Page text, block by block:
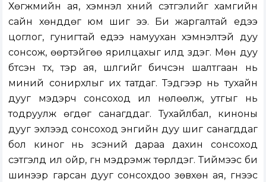
Хөгжмийн ая, хэмнэл хүний сэтгэлийг хамгийн
сайн хөнддөг юм шиг ээ. Би жаргалтай үедээ
цоглог, гунигтай үедээ намуухан хэмнэлтэй дуу
сонсож, өөртэйгөө ярилцахыг илүүд үздэг. Мөн дуу
бүтсэн түүх, тэр ая, шүлгийг бичсэн шалтгаан нь
миний сонирхлыг их татдаг. Тэдгээр нь тухайн
дууг мэдэрч сонсоход илүү нөлөөлж, утгыг нь
тодруулж өгдөг санагддаг. Тухайлбал, киноны
дууг эхлээд сонсоход энгийн дуу шиг санагддаг
бол киног нь үзсэний дараа дахин сонсоход
сэтгэлд илүү ойр, гүн мэдрэмж төрүүлдэг. Тиймээс би
шинээр гарсан дууг сонсохдоо зөвхөн ая, үгнээс